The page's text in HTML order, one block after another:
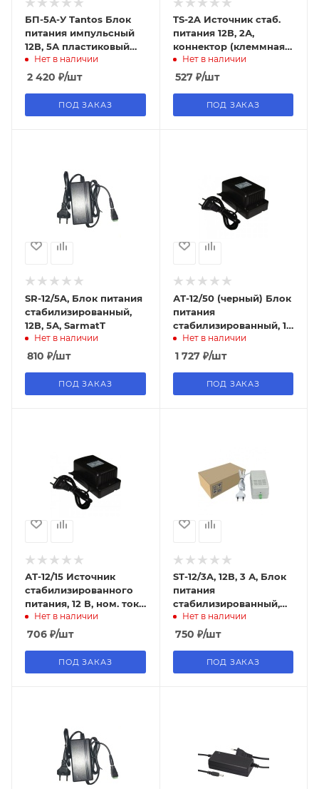
БП-5А-У Tantos Блок
питания импульсный
12В, 5А пластиковый
корпус IP56
Нет в наличии
2 420 ₽/шт
ПОД ЗАКАЗ
TS-2A Источник стаб.
питания 12В, 2А,
коннектор (клеммная
колодка под винт)
TANTOS
Нет в наличии
527₽/шт
ПОД ЗАКАЗ
SR-12/5A, Блок питания
стабилизированный,
12В, 5А, SarmatT
Нет в наличии
810 ₽/шт
ПОД ЗАКАЗ
АТ-12/50 (черный) Блок
питания
стабилизированный, 12
В, ном. ток 5 А,
AccordTec
Нет в наличии
1 727₽/шт
ПОД ЗАКАЗ
АТ-12/15 Источник
стабилизированного
питания, 12 В, ном. ток
1.5 А, AccordTec
Нет в наличии
706 ₽/шт
ПОД ЗАКАЗ
ST-12/3A, 12В, 3 А, Блок
питания
стабилизированный,
SPACE TECHNOLOGY
Нет в наличии
750 ₽/шт
ПОД ЗАКАЗ